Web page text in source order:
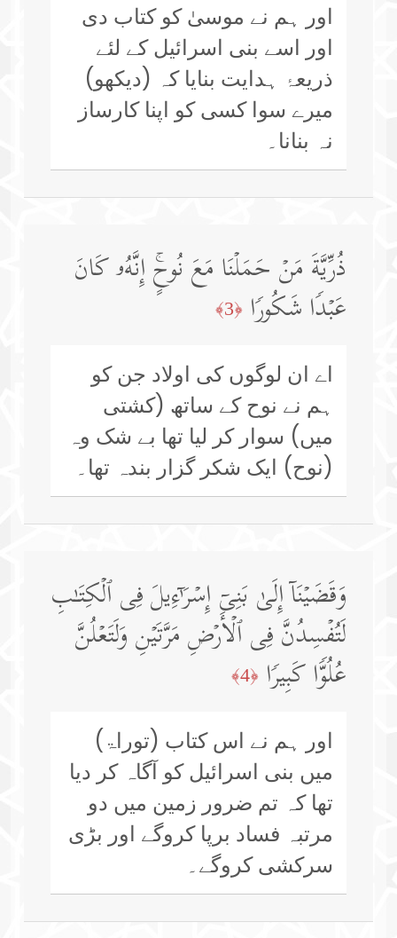
اور ہم نے موسیٰ کو کتاب دی
اور اسے بنی اسرائیل کے لئے
ذریعۂ ہدایت بنایا کہ (دیکھو)
میرے سوا کسی کو اپنا کارساز
نہ بنانا۔
ذُرِّیَّةَ مَنۡ حَمَلۡنَا مَعَ نُوحٍۚ إِنَّهُۥ كَانَ
عَبۡدࣰا شَكُورࣰا ﴿3﴾
اے ان لوگوں کی اولاد جن کو
ہم نے نوح کے ساتھ (کشتی
میں) سوار کر لیا تھا بے شک وہ
(نوح) ایک شکر گزار بندہ تھا۔
وَقَضَیۡنَاۤ إِلَىٰ بَنِیۤ إِسۡرَ ٰ⁠ۤءِیلَ فِی ٱلۡكِتَـٰبِ
لَتُفۡسِدُنَّ فِی ٱلۡأَرۡضِ مَرَّتَیۡنِ وَلَتَعۡلُنَّ
عُلُوࣰّا كَبِیرࣰا ﴿4﴾
اور ہم نے اس کتاب (توراۃ)
میں بنی اسرائیل کو آگاہ کر دیا
تھا کہ تم ضرور زمین میں دو
مرتبہ فساد برپا کروگے اور بڑی
سرکشی کروگے۔